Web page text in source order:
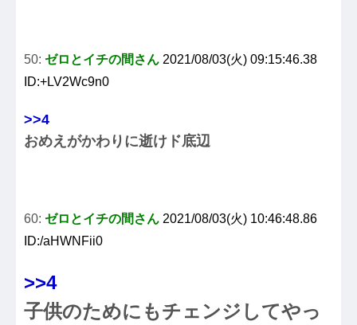
50: ゼロとイチの間さん 2021/08/03(火) 09:15:46.38
ID:+LV2Wc9n0
>>4
おめえがかわりに逝けド底辺
60: ゼロとイチの間さん 2021/08/03(火) 10:46:48.86
ID:/aHWNFii0
>>4
子供のためにもチェンジしてやっ